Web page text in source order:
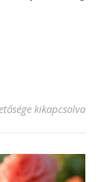
frissítő íz a nyári
kikapcsolva